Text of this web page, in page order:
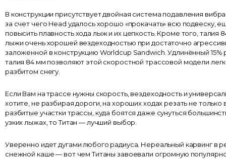
В конструкции присутствует двойная система подавления
за счет чего Head удалось хорошо «прокачать» всю подвеску,
повысить плавность хода лыж и их цепкость. Кроме того, талия
лыжи очень хорошей вездеходностью при достаточно
заложенной в конструкцию Worldcup Sandwich. Удлинённый 15%
талия 84 мм позволяют этой скоростной трассовой модели
разбитом снегу.
Если Вам на трассе нужны скорость, вездеходность и
хотите, не разбирая дороги, на хороших ходах резать не только
разбитые участки трассы, куда боятся даже сунуться
узких лыжах, то Титан — лучший выбор.
Уверенно идет дугами любого радиуса. Нереальный карвинг в
снежной каше — вот чем Титаны завоевали огромную